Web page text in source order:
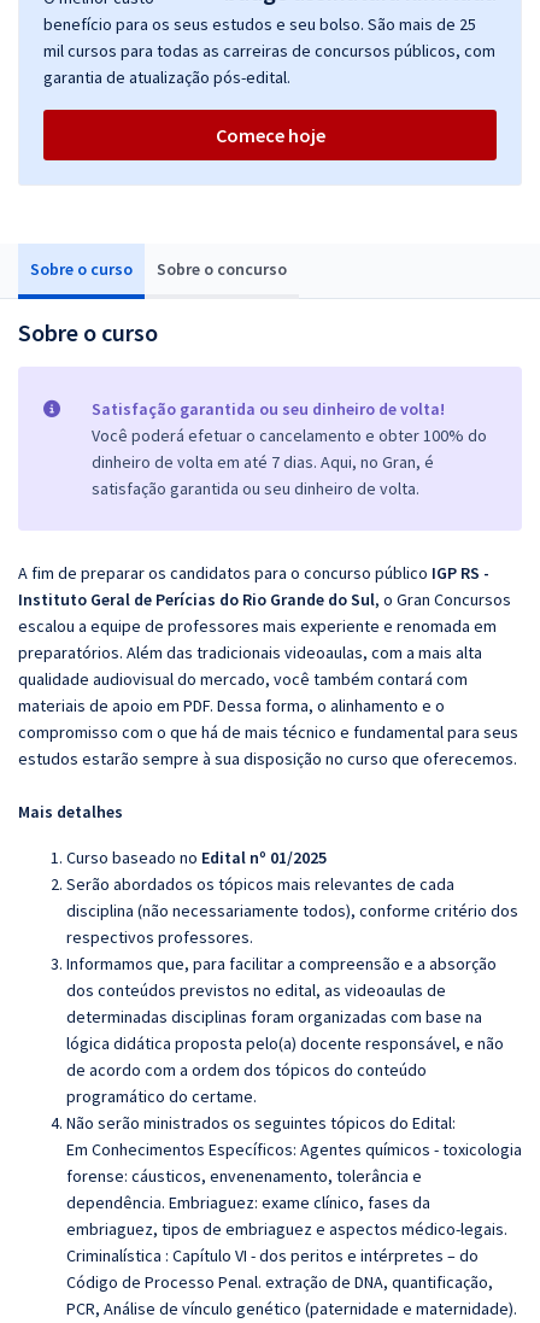
Sobre o curso Sobre o concurso
Sobre o curso
Satisfação garantida ou seu dinheiro de volta!
Você poderá efetuar o cancelamento e obter 100% do
dinheiro de volta em até 7 dias. Aqui, no Gran, é
satisfação garantida ou seu dinheiro de volta.
A fim de preparar os candidatos para o concurso público IGP RS -
Instituto Geral de Perícias do Rio Grande do Sul, o Gran Concursos
escalou a equipe de professores mais experiente e renomada em
preparatórios. Além das tradicionais videoaulas, com a mais alta
qualidade audiovisual do mercado, você também contará com
materiais de apoio em PDF. Dessa forma, o alinhamento e o
compromisso com o que há de mais técnico e fundamental para seus
estudos estarão sempre à sua disposição no curso que oferecemos.
Mais detalhes
Curso baseado no Edital nº 01/2025
Serão abordados os tópicos mais relevantes de cada
disciplina (não necessariamente todos), conforme critério dos
respectivos professores.
Informamos que, para facilitar a compreensão e a absorção
dos conteúdos previstos no edital, as videoaulas de
determinadas disciplinas foram organizadas com base na
lógica didática proposta pelo(a) docente responsável, e não
de acordo com a ordem dos tópicos do conteúdo
programático do certame.
Não serão ministrados os seguintes tópicos do Edital:
Em Conhecimentos Específicos: Agentes químicos - toxicologia
forense: cáusticos, envenenamento, tolerância e
dependência. Embriaguez: exame clínico, fases da
embriaguez, tipos de embriaguez e aspectos médico-legais.
Criminalística : Capítulo VI - dos peritos e intérpretes – do
Código de Processo Penal. extração de DNA, quantificação,
PCR, Análise de vínculo genético (paternidade e maternidade).
benefício para os seus estudos e seu bolso. São mais de 25
mil cursos para todas as carreiras de concursos públicos, com
garantia de atualização pós-edital.
Comece hoje